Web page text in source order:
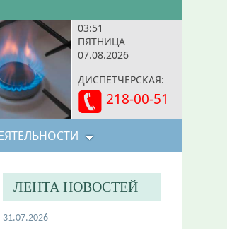
03:51
ПЯТНИЦА
07.08.2026
ДИСПЕТЧЕРСКАЯ:
218-00-51
ЛЕНТА НОВОСТЕЙ
31.07.2026